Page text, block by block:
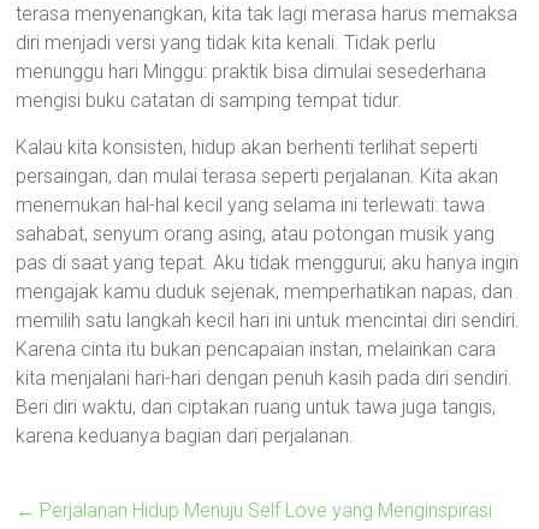
terasa menyenangkan, kita tak lagi merasa harus memaksa
diri menjadi versi yang tidak kita kenali. Tidak perlu
menunggu hari Minggu: praktik bisa dimulai sesederhana
mengisi buku catatan di samping tempat tidur.
Kalau kita konsisten, hidup akan berhenti terlihat seperti
persaingan, dan mulai terasa seperti perjalanan. Kita akan
menemukan hal-hal kecil yang selama ini terlewati: tawa
sahabat, senyum orang asing, atau potongan musik yang
pas di saat yang tepat. Aku tidak menggurui; aku hanya ingin
mengajak kamu duduk sejenak, memperhatikan napas, dan
memilih satu langkah kecil hari ini untuk mencintai diri sendiri.
Karena cinta itu bukan pencapaian instan, melainkan cara
kita menjalani hari-hari dengan penuh kasih pada diri sendiri.
Beri diri waktu, dan ciptakan ruang untuk tawa juga tangis,
karena keduanya bagian dari perjalanan.
← Perjalanan Hidup Menuju Self Love yang Menginspirasi